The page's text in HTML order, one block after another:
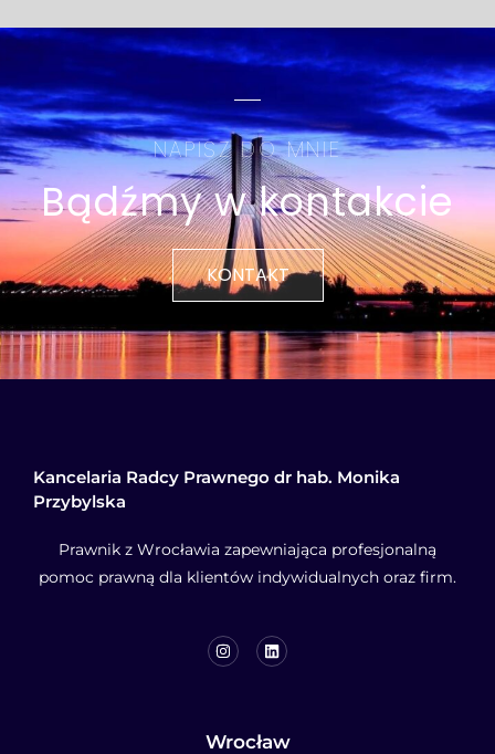
NAPISZ DO MNIE
Bądźmy w kontakcie
KONTAKT
Kancelaria Radcy Prawnego dr hab. Monika
Przybylska
Prawnik z Wrocławia zapewniająca profesjonalną
pomoc prawną dla klientów indywidualnych oraz firm.
Wrocław